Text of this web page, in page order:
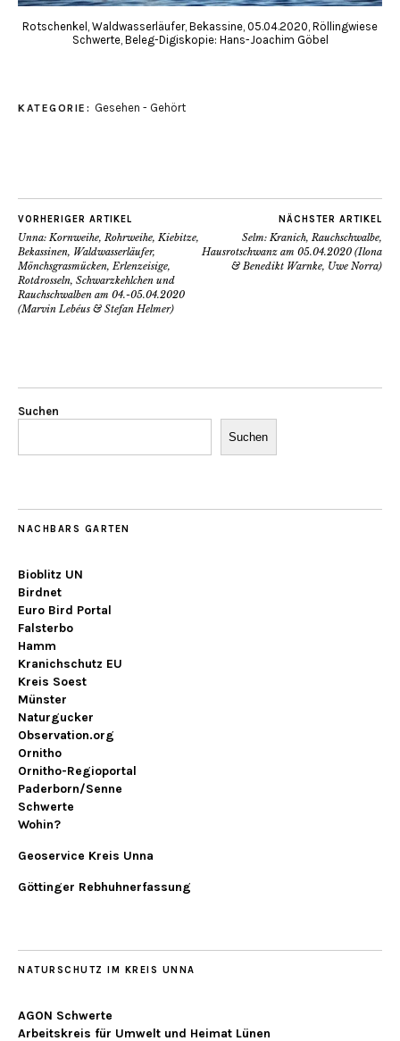
Rotschenkel, Waldwasserläufer, Bekassine, 05.04.2020, Röllingwiese
Schwerte, Beleg-Digiskopie: Hans-Joachim Göbel
KATEGORIE: Gesehen - Gehört
VORHERIGER ARTIKEL
Unna: Kornweihe, Rohrweihe, Kiebitze,
Bekassinen, Waldwasserläufer,
Mönchsgrasmücken, Erlenzeisige,
Rotdrosseln, Schwarzkehlchen und
Rauchschwalben am 04.-05.04.2020
(Marvin Lebéus & Stefan Helmer)
NÄCHSTER ARTIKEL
Selm: Kranich, Rauchschwalbe,
Hausrotschwanz am 05.04.2020 (Ilona
& Benedikt Warnke, Uwe Norra)
Suchen
Suchen
NACHBARS GARTEN
Bioblitz UN
Birdnet
Euro Bird Portal
Falsterbo
Hamm
Kranichschutz EU
Kreis Soest
Münster
Naturgucker
Observation.org
Ornitho
Ornitho-Regioportal
Paderborn/Senne
Schwerte
Wohin?
Geoservice Kreis Unna
Göttinger Rebhuhnerfassung
NATURSCHUTZ IM KREIS UNNA
AGON Schwerte
Arbeitskreis für Umwelt und Heimat Lünen